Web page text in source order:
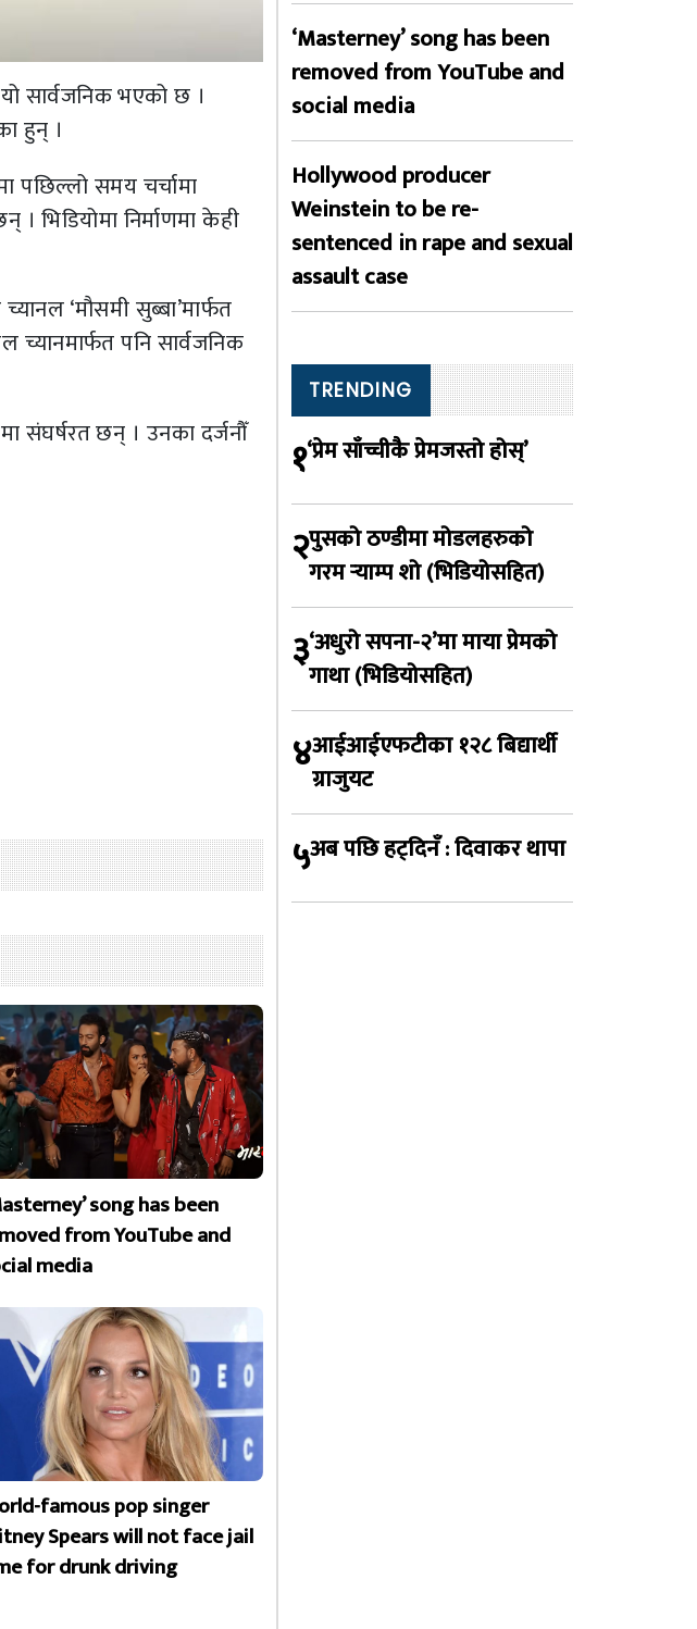
सार्वजनिक भएको छ ।
हुन् ।
पछिल्लो समय चर्चामा
भिडियोमा निर्माणमा केही
‘मौसमी सुब्बा’मार्फत
पनि सार्वजनिक
संघर्षरत छन् । उनका दर्जनौँ
song has been
from YouTube and
media
famous pop singer
Spears will not face jail
for drunk driving
‘Masterney’ song has been
removed from YouTube and
social media
Hollywood producer
Weinstein to be re-
sentenced in rape and sexual
assault case
TRENDING
१‘प्रेम साँच्चीकै प्रेमजस्तो होस्’
२पुसको ठण्डीमा मोडलहरुको
गरम र्‍याम्प शो (भिडियोसहित)
३‘अधुरो सपना-२’मा माया प्रेमको
गाथा (भिडियोसहित)
४आईआईएफटीका १२८ बिद्यार्थी
ग्राजुयट
५अब पछि हट्दिनँ : दिवाकर थापा